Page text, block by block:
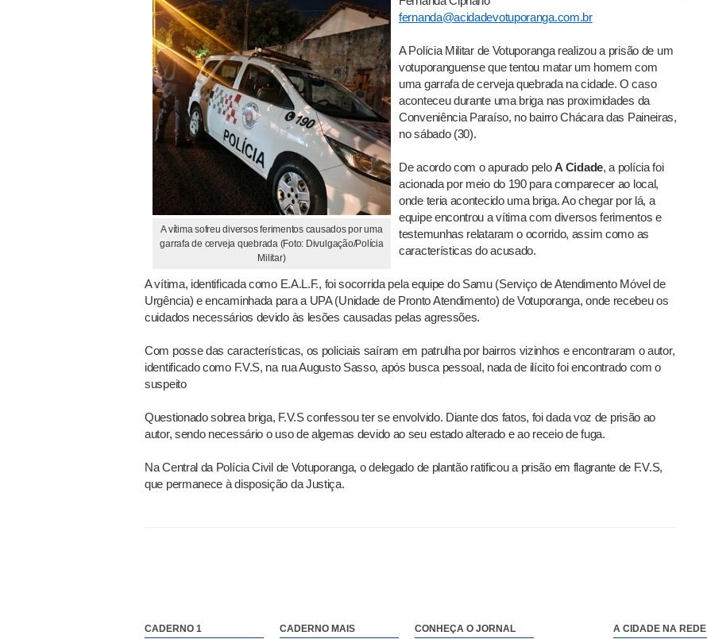
A vítima sofreu diversos ferimentos causados por uma
garrafa de cerveja quebrada (Foto: Divulgação/Polícia
Militar)
fernanda@acidadevotuporanga.com.br
A Polícia Militar de Votuporanga realizou a prisão de um
votuporanguense que tentou matar um homem com
uma garrafa de cerveja quebrada na cidade. O caso
aconteceu durante uma briga nas proximidades da
Conveniência Paraíso, no bairro Chácara das Paineiras,
no sábado (30).
De acordo com o apurado peloA Cidade, a polícia foi
acionada por meio do 190 para comparecer ao local,
onde teria acontecido uma briga. Ao chegar por lá, a
equipe encontrou a vítima com diversos ferimentos e
testemunhas relataram o ocorrido, assim como as
características do acusado.
A vítima, identificada como E.A.L.F., foi socorrida pela equipe do Samu (Serviço de Atendimento Móvel de
Urgência) e encaminhada para a UPA (Unidade de Pronto Atendimento) de Votuporanga, onde recebeu os
cuidados necessários devido às lesões causadas pelas agressões.
Com posse das características, os policiais saíram em patrulha por bairros vizinhos e encontraram o autor,
identificado como F.V.S, na rua Augusto Sasso, após busca pessoal, nada de ilícito foi encontrado com o
suspeito
Questionado sobrea briga, F.V.S confessou ter se envolvido. Diante dos fatos, foi dada voz de prisão ao
autor, sendo necessário o uso de algemas devido ao seu estado alterado e ao receio de fuga.
Na Central da Polícia Civil de Votuporanga, o delegado de plantão ratificou a prisão em flagrante de F.V.S,
que permanece à disposição da Justiça.
CADERNO 1
CADERNO MAIS
CONHEÇA O JORNAL
A CIDADE NA REDE